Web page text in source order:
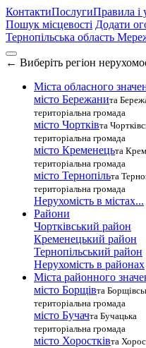
КонтактиПослугиПравила і
Пошук місцевості Додати
Тернопільська область
← Виберіть регіон
Міста обласного
місто Бережанита
територіальна громада
місто Чортківта
територіальна громада
місто Кременецьта
територіальна громада
місто Тернопільта
територіальна громада
Нерухомість в містах...
Райони
Чортківський район
Кременецький район
Тернопільський район
Нерухомість в районах
Міста районного
місто Борщівта
територіальна громада
місто Бучачта Бучацька
територіальна громада
місто Хоростківта